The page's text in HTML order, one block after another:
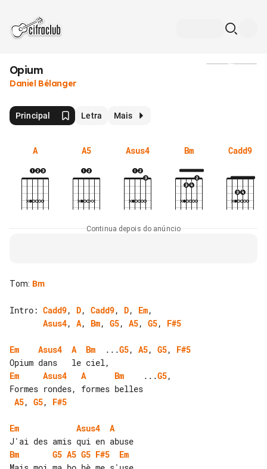
Opium
Daniel Bélanger
Principal Letra Mais
A A5 Asus4 Bm Cadd9
Continua depois do anúncio
Tom: Bm
Intro: Cadd9, D, Cadd9, D, Em
Asus4, A, Bm, G5, A5, G5, F#5
Em Asus4 A Bm
  ...
G5, A5, G5, F#5
Em
Asus4 A Bm
    ...
G5,
A5, G5, F#5
Em Asus4
A
Bm
G5 A5 G5 F#5
Em